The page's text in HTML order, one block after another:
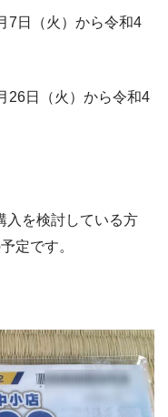
7日（火）から令和4
26日（火）から令和4
入を検討している方
定です。